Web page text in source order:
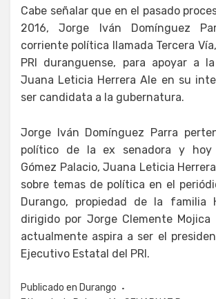
Cabe señalar que en el pasado
2016, Jorge Iván Domínguez
corriente política llamada Tercera
PRI duranguense, para apoyar a
Juana Leticia Herrera Ale en su
ser candidata a la gubernatura.
Jorge Iván Domínguez Parra
político de la ex senadora y hoy
Gómez Palacio, Juana Leticia
sobre temas de política en el
Durango, propiedad de la familia
dirigido por Jorge Clemente Mojica
actualmente aspira a ser el
Ejecutivo Estatal del PRI.
Publicado en Durango